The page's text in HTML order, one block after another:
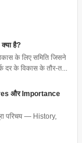
है?
के लिए समिति जिसने
दर के विकास के तौर-त...
और Importance
परिचय — History,